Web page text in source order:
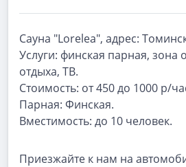
Сауна "Lorelea", адрес:
Услуги: финская парная, зона
отдыха, ТВ.
Стоимость: от 450 до 1000 р/
Парная: Финская.
Вместимость: до 10 человек.
Приезжайте к нам на